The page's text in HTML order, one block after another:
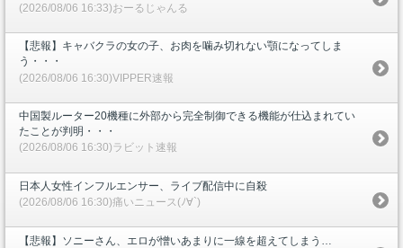
(2026/08/06 16:33)おーるじゃんる
【悲報】キャバクラの女の子、お肉を噛み切れない顎になってしま
う・・・
(2026/08/06 16:30)VIPPER速報
中国製ルーター20機種に外部から完全制御できる機能が仕込まれてい
たことが判明・・・
(2026/08/06 16:30)ラビット速報
日本人女性インフルエンサー、ライブ配信中に自殺
(2026/08/06 16:30)痛いニュース(ﾉ∀`)
【悲報】ソニーさん、エロが憎いあまりに一線を超えてしまう…